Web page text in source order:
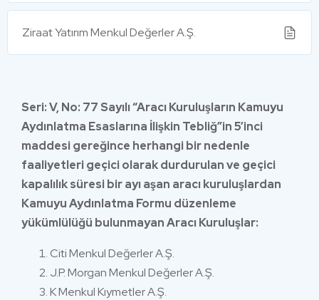
Ziraat Yatırım Menkul Değerler A.Ş.
Seri: V, No: 77 Sayılı “Aracı Kuruluşların Kamuyu
Aydınlatma Esaslarına İlişkin Tebliğ”in 5’inci
maddesi gereğince herhangi bir nedenle
faaliyetleri geçici olarak durdurulan ve geçici
kapalılık süresi bir ayı aşan aracı kuruluşlardan
Kamuyu Aydınlatma Formu düzenleme
yükümlülüğü bulunmayan Aracı Kuruluşlar:
Citi Menkul Değerler A.Ş.
J.P. Morgan Menkul Değerler A.Ş.
K Menkul Kıymetler A.Ş.